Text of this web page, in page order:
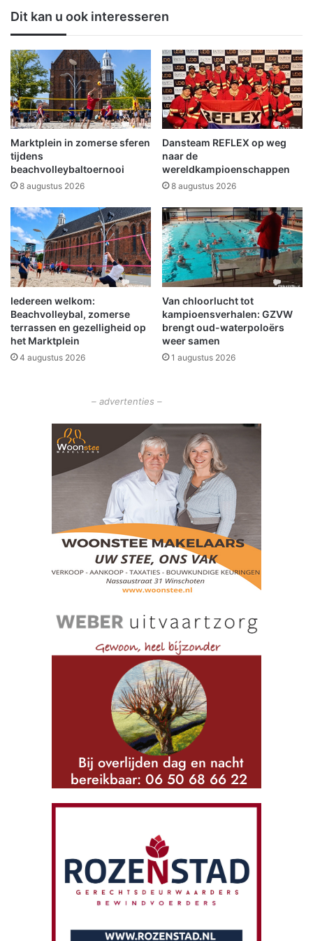
n
d
w
e
e
r
u
i
t
r
u
k
e
n
G
e
m
e
e
n
t
e
O
l
d
a
b
t
n
2
0
5
0
Dit kan u ook interesseren
Marktplein in zomerse sferen
tijdens
beachvolleybaltoernooi
8 augustus 2026
Dansteam REFLEX op weg
naar de
wereldkampioenschappen
8 augustus 2026
Iedereen welkom:
Beachvolleybal, zomerse
terrassen en gezelligheid op
het Marktplein
4 augustus 2026
Van chloorlucht tot
kampioensverhalen: GZVW
brengt oud-waterpoloërs
weer samen
1 augustus 2026
– advertenties –